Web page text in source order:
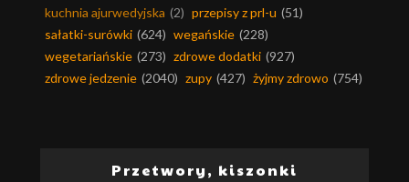
kuchnia ajurwedyjska (2) przepisy z prl-u (51)
sałatki-surówki (624) wegańskie (228)
wegetariańskie (273) zdrowe dodatki (927)
zdrowe jedzenie (2040) zupy (427) żyjmy zdrowo (754)
Przetwory, kiszonki